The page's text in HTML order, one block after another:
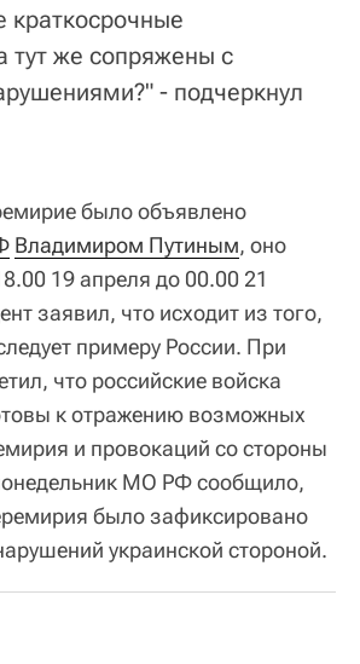
краткосрочные
тут же сопряжены с
- подчеркнул
было объявлено
Владимиром Путиным, оно
19 апреля до 00.00 21
заявил, что исходит из того,
примеру России. При
что российские войска
к отражению возможных
и провокаций со стороны
МО РФ сообщило,
было зафиксировано
украинской стороной.